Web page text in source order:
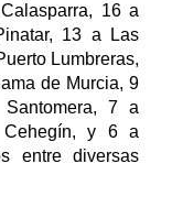
16 a
13 a Las
Lumbreras,
de Murcia, 9
7 a
y 6 a
entre diversas